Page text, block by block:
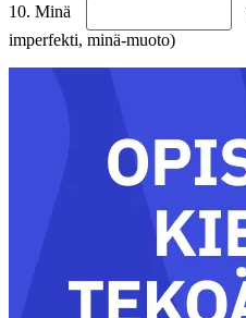
10. Minä
imperfekti, minä-muoto)